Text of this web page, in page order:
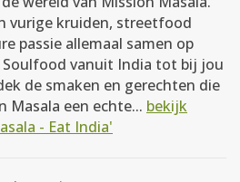
vurige kruiden, streetfood
passie allemaal samen op
Soulfood vanuit India tot bij jou
de smaken en gerechten die
Masala een echte... bekijk
- Eat India'